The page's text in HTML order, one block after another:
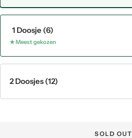
1 Doosje (6)
★ Meest gekozen
2 Doosjes (12)
SOLD OUT